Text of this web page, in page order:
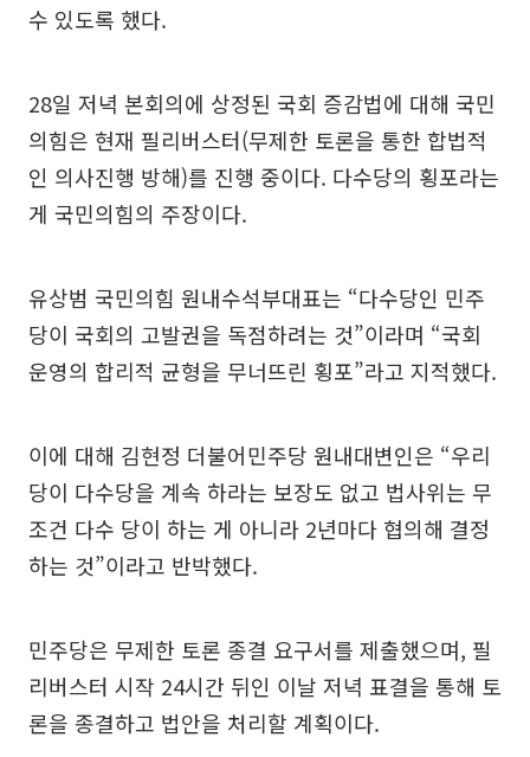
수 있도록 했다.
28일 저녁 본회의에 상정된 국회 증감법에 대해 국민
의힘은 현재 필리버스터(무제한 토론을 통한 합법적
인 의사진행 방해)를 진행 중이다. 다수당의 횡포라는
게 국민의힘의 주장이다.
유상범 국민의힘 원내수석부대표는 “다수당인 민주
당이 국회의 고발권을 독점하려는 것”이라며 “국회
운영의 합리적 균형을 무너뜨린 횡포”라고 지적했다.
이에 대해 김현정 더불어민주당 원내대변인은 “우리
당이 다수당을 계속 하라는 보장도 없고 법사위는 무
조건 다수 당이 하는 게 아니라 2년마다 협의해 결정
하는 것”이라고 반박했다.
민주당은 무제한 토론 종결 요구서를 제출했으며, 필
리버스터 시작 24시간 뒤인 이날 저녁 표결을 통해 토
론을 종결하고 법안을 처리할 계획이다.